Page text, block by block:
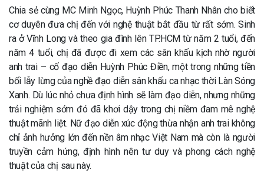
Chia sẻ cùng MC Minh Ngọc, Huỳnh Phúc Thanh Nhân cho biết
cơ duyên đưa chị đến với nghệ thuật bắt đầu từ rất sớm. Sinh
ra ở Vĩnh Long và theo gia đình lên TP.HCM từ năm 2 tuổi, đến
năm 4 tuổi, chị đã được đi xem các sân khấu kịch nhờ người
anh trai – cố đạo diễn Huỳnh Phúc Điền, một trong những tiền
bối lẫy lừng của nghề đạo diễn sân khấu ca nhạc thời Làn Sóng
Xanh. Dù lúc nhỏ chưa định hình sẽ làm đạo diễn, nhưng những
trải nghiệm sớm đó đã khơi dậy trong chị niềm đam mê nghệ
thuật mãnh liệt. Nữ đạo diễn xúc động thừa nhận anh trai không
chỉ ảnh hưởng lớn đến nền âm nhạc Việt Nam mà còn là người
truyền cảm hứng, định hình nên tư duy và phong cách nghệ
thuật của chị sau này.